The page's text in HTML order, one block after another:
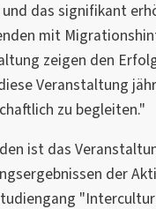
und das signifikant
mit
zeigen den
Veranstaltung
zu begleiten."
ist das
der